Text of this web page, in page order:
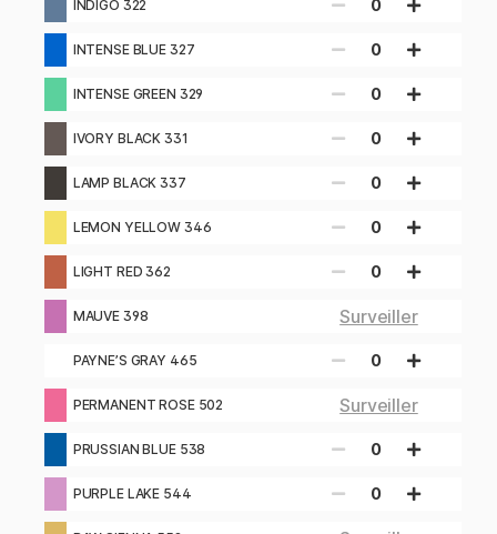
INDIGO 322 0
INTENSE BLUE 327 0
INTENSE GREEN 329 0
IVORY BLACK 331 0
LAMP BLACK 337 0
LEMON YELLOW 346 0
LIGHT RED 362 0
MAUVE 398 Surveiller
PAYNE’S GRAY 465 0
PERMANENT ROSE 502 Surveiller
PRUSSIAN BLUE 538 0
PURPLE LAKE 544 0